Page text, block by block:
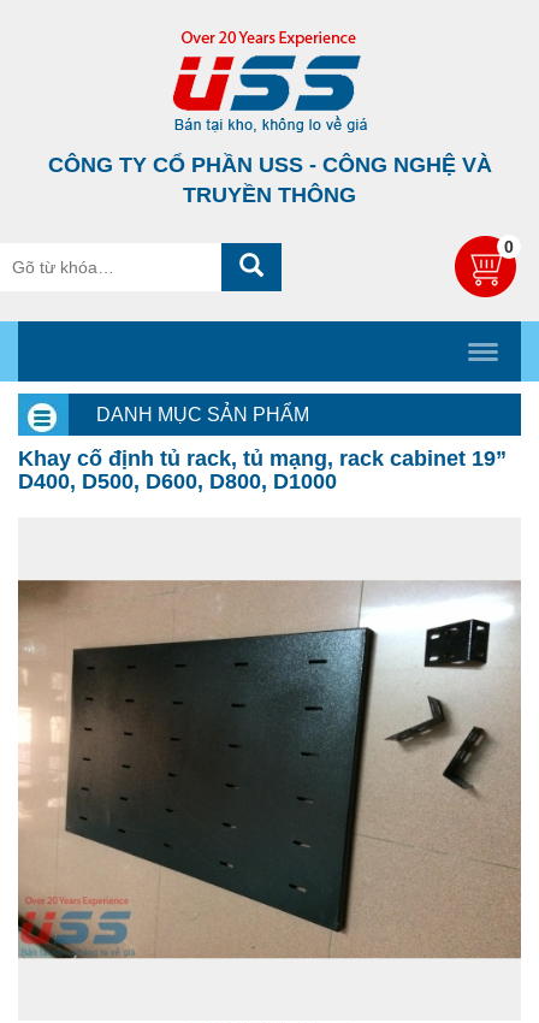
CÔNG TY CỔ PHẦN USS - CÔNG NGHỆ VÀ
TRUYỀN THÔNG
0
DANH MỤC SẢN PHẨM
Khay cố định tủ rack, tủ mạng, rack cabinet 19”
D400, D500, D600, D800, D1000